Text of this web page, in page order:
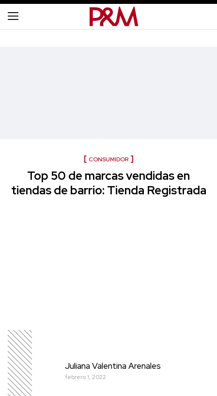
CONSUMIDOR
Top 50 de marcas vendidas en
tiendas de barrio: Tienda Registrada
Juliana Valentina Arenales
febrero 1, 2022